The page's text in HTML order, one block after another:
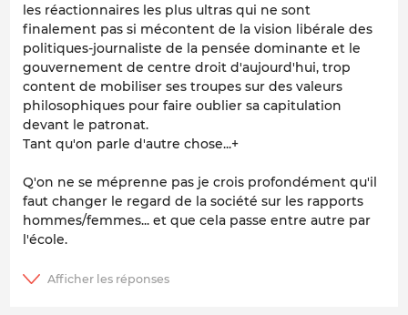
les réactionnaires les plus ultras qui ne sont
finalement pas si mécontent de la vision libérale des
politiques-journaliste de la pensée dominante et le
gouvernement de centre droit d'aujourd'hui, trop
content de mobiliser ses troupes sur des valeurs
philosophiques pour faire oublier sa capitulation
devant le patronat.
Tant qu'on parle d'autre chose...+
Q'on ne se méprenne pas je crois profondément qu'il
faut changer le regard de la société sur les rapports
hommes/femmes... et que cela passe entre autre par
l'école.